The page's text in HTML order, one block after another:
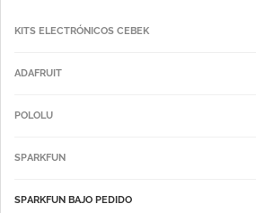
KITS ELECTRÓNICOS CEBEK
ADAFRUIT
POLOLU
SPARKFUN
SPARKFUN BAJO PEDIDO